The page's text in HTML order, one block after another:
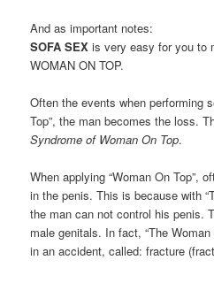
And as important notes:
SOFA SEX is very easy for you to
WOMAN ON TOP.
Often the events when performing
Top”, the man becomes the loss.
Syndrome of Woman On Top.
When applying “Woman On Top”, o
in the penis.This is because with
the man can not control his penis.
male genitals. In fact, “The Woman
in an accident,called: fracture